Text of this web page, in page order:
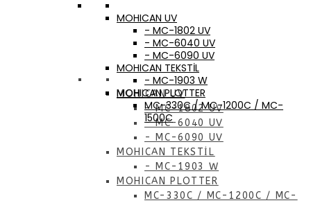
MOHICAN UV
- MC-1802 UV
- MC-6040 UV
- MC-6090 UV
MOHICAN TEKSTİL
- MC-1903 W
MOHICAN PLOTTER
MC-330C / MC-1200C / MC-
MOHICAN UV
- MC-1802 UV
- MC-6040 UV
- MC-6090 UV
MOHICAN TEKSTİL
- MC-1903 W
MOHICAN PLOTTER
MC-330C / MC-1200C / MC-
1500C